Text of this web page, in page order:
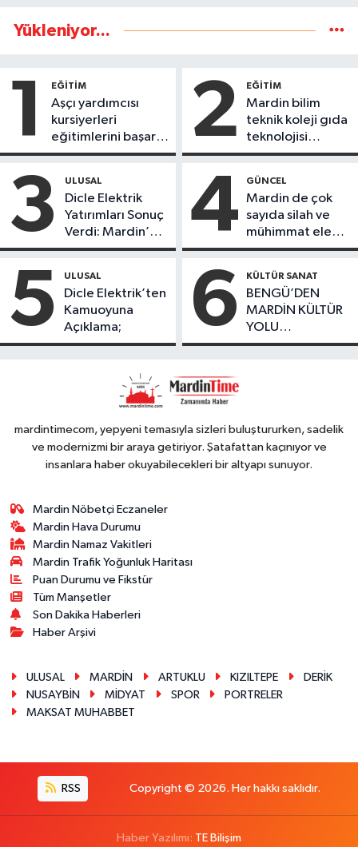
Yükleniyor...
1 EĞİTİM
Aşçı yardımcısı
kursiyerleri
eğitimlerini başarı
ile tamamladı
2 EĞİTİM
Mardin bilim
teknik koleji gıda
teknolojisi
öğrencileri
ürünlerini satarak
köydeki
çoçuklara kitap
desteğinde
bulundu
3 ULUSAL
Dicle Elektrik
Yatırımları Sonuç
Verdi: Mardin’de
Kayıp Kaçak
Düşüş
4 GÜNCEL
Mardin de çok
sayıda silah ve
mühimmat ele
geçirildi
5 ULUSAL
Dicle Elektrik’ten
Kamuoyuna
Açıklama;
6 KÜLTÜR SANAT
BENGÜ’DEN
MARDİN KÜLTÜR
YOLU
FESTIVALİ’NDE
mardintimecom, yepyeni temasıyla sizleri buluştururken, sadelik
ve modernizmi bir araya getiriyor. Şatafattan kaçınıyor ve
insanlara haber okuyabilecekleri bir altyapı sunuyor.
Mardin Nöbetçi Eczaneler
Mardin Hava Durumu
Mardin Namaz Vakitleri
Mardin Trafik Yoğunluk Haritası
Puan Durumu ve Fikstür
Tüm Manşetler
Son Dakika Haberleri
Haber Arşivi
ULUSAL MARDİN ARTUKLU KIZILTEPE
DERİK
NUSAYBİN
MİDYAT SPOR
PORTRELER
MAKSAT MUHABBET
RSS Copyright © 2026. Her hakkı saklıdır.
Haber Yazılımı: TE Bilişim